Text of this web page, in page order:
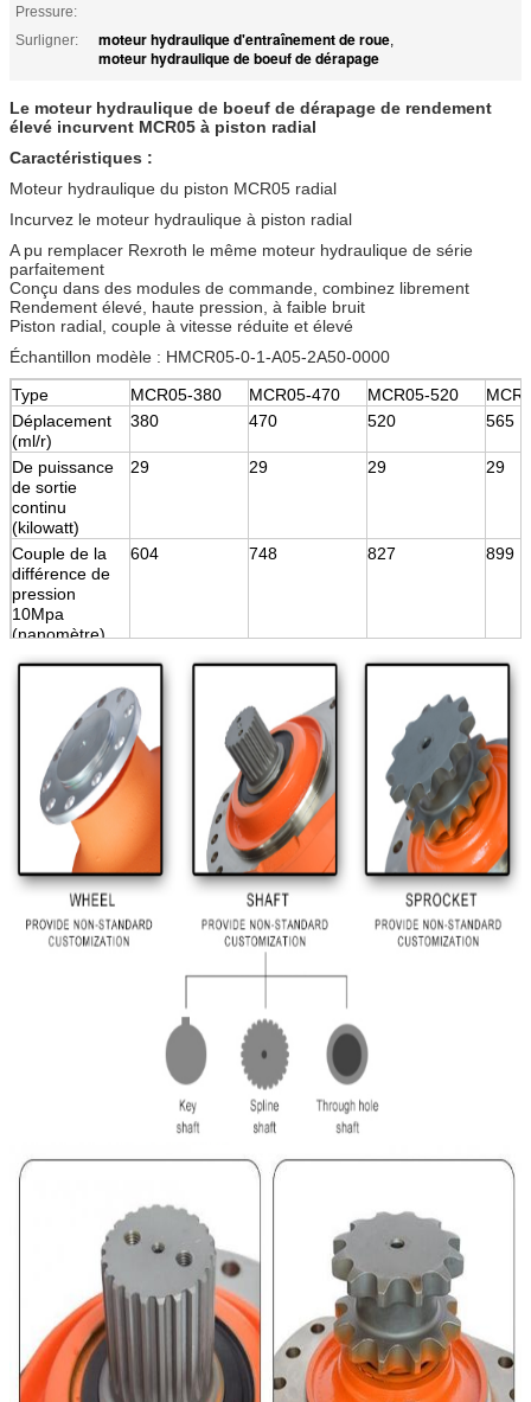
Pressure:
Surligner: moteur hydraulique d'entraînement de roue,
moteur hydraulique de boeuf de dérapage
Le moteur hydraulique de boeuf de dérapage de rendement
élevé incurvent MCR05 à piston radial
Caractéristiques :
Moteur hydraulique du piston MCR05 radial
Incurvez le moteur hydraulique à piston radial
A pu remplacer Rexroth le même moteur hydraulique de série
parfaitement
Conçu dans des modules de commande, combinez librement
Rendement élevé, haute pression, à faible bruit
Piston radial, couple à vitesse réduite et élevé
Échantillon modèle : HMCR05-0-1-A05-2A50-0000
Type
MCR05-380 MCR05-470 MCR05-520
Déplacement
(ml/r)
380 470 520 565
De puissance
de sortie
continu
(kilowatt)
29 29 29 29
Couple de la
différence de
pression
10Mpa
(nanomètre)
604 748 827 899
Couple évalué 1419 1756 1942 2111
Estimation de
pression (MPA)
25 25
Pression
maximale
(MPA)
40 40 40
Vitesse
maximale
220 220